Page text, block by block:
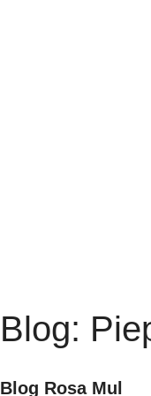
Blog:
Blog Rosa Mul